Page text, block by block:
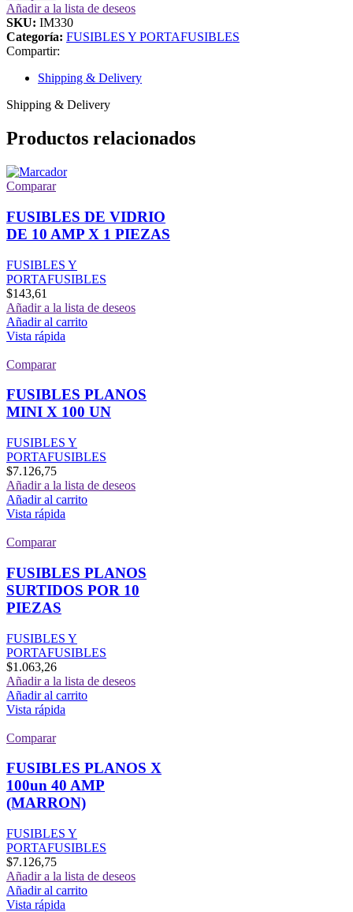
Añadir a la lista de deseos
SKU: IM330
Categoría: FUSIBLES Y PORTAFUSIBLES
Compartir:
Shipping & Delivery
Shipping & Delivery
Productos relacionados
Comparar
FUSIBLES DE VIDRIO
DE 10 AMP X 1 PIEZAS
FUSIBLES Y
PORTAFUSIBLES
$143,61
Añadir a la lista de deseos
Añadir al carrito
Vista rápida
Comparar
FUSIBLES PLANOS
MINI X 100 UN
FUSIBLES Y
PORTAFUSIBLES
$7.126,75
Añadir a la lista de deseos
Añadir al carrito
Vista rápida
Comparar
FUSIBLES PLANOS
SURTIDOS POR 10
PIEZAS
FUSIBLES Y
PORTAFUSIBLES
$1.063,26
Añadir a la lista de deseos
Añadir al carrito
Vista rápida
Comparar
FUSIBLES PLANOS X
100un 40 AMP
(MARRON)
FUSIBLES Y
PORTAFUSIBLES
$7.126,75
Añadir a la lista de deseos
Añadir al carrito
Vista rápida